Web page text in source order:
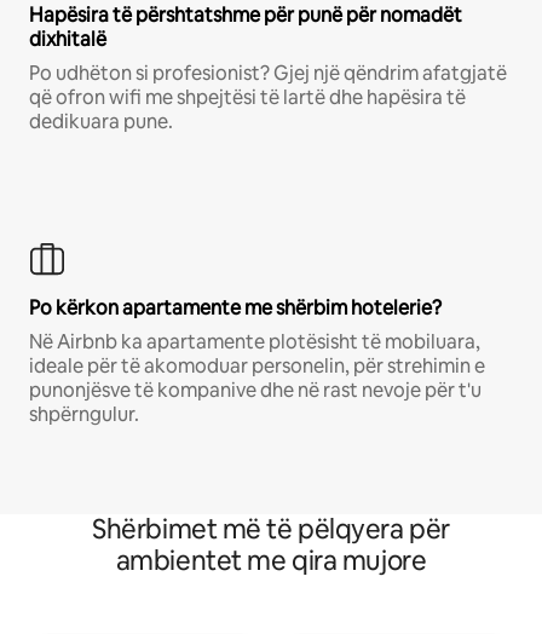
Hapësira të përshtatshme për punë për nomadët
dixhitalë
Po udhëton si profesionist? Gjej një qëndrim afatgjatë
që ofron wifi me shpejtësi të lartë dhe hapësira të
dedikuara pune.
Po kërkon apartamente me shërbim hotelerie?
Në Airbnb ka apartamente plotësisht të mobiluara,
ideale për të akomoduar personelin, për strehimin e
punonjësve të kompanive dhe në rast nevoje për t'u
shpërngulur.
Shërbimet më të pëlqyera për
ambientet me qira mujore